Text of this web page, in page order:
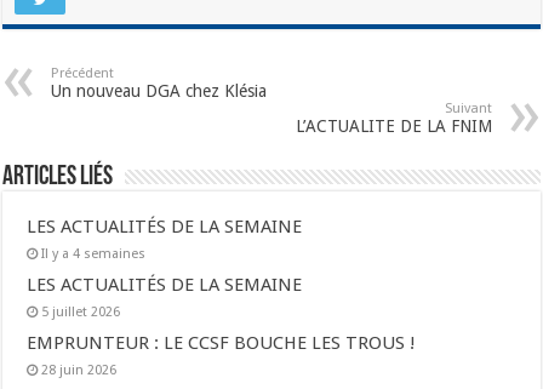
Précédent
Un nouveau DGA chez Klésia
Suivant
L’ACTUALITE DE LA FNIM
Articles liés
LES ACTUALITÉS DE LA SEMAINE
Il y a 4 semaines
LES ACTUALITÉS DE LA SEMAINE
5 juillet 2026
EMPRUNTEUR : LE CCSF BOUCHE LES TROUS !
28 juin 2026